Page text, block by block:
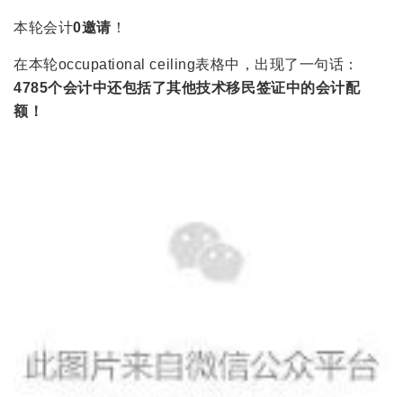
本轮会计0邀请！
在本轮occupational ceiling表格中，出现了一句话：
4785个会计中还包括了其他技术移民签证中的会计配
额！